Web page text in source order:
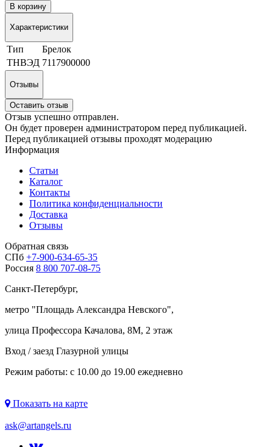
В корзину
Характеристики
Тип
Брелок
ТНВЭД 7117900000
Отзывы
Оставить отзыв
Отзыв успешно отправлен.
Он будет проверен администратором перед публикацией.
Перед публикацией отзывы проходят модерацию
Информация
Статьи
Каталог
Контакты
Политика конфиденциальности
Доставка
Отзывы
Обратная связь
СПб +7-900-634-65-35
Россия 8 800 707-08-75
Санкт-Петербург,
метро "Площадь Александра Невского",
улица Профессора Качалова, 8М, 2 этаж
Вход / заезд Глазурной улицы
Режим работы: с 10.00 до 19.00 ежедневно
Показать на карте
ask@artangels.ru